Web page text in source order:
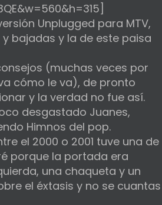
Unplugged para MTV,
bajadas y la de este paisa
(muchas veces por
cómo le va), de pronto
y la verdad no fue así.
desgastado Juanes,
Himnos del pop.
el 2000 o 2001 tuve una de
porque la portada era
una chaqueta y un
el éxtasis y no se cuantas